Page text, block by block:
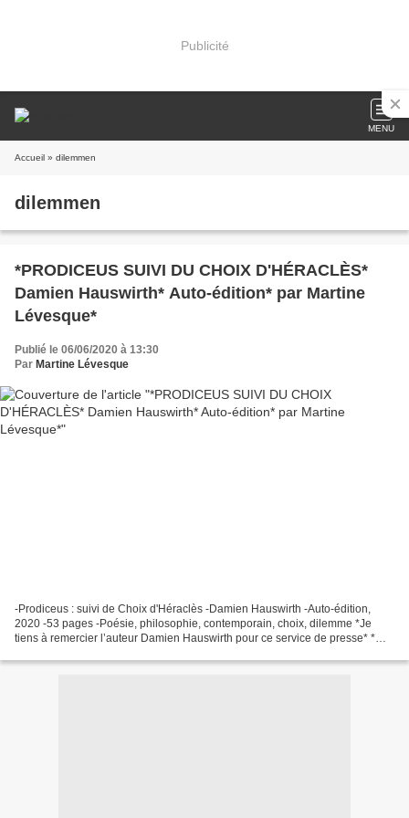
Publicité
MENU
Accueil » dilemmen
dilemmen
*PRODICEUS SUIVI DU CHOIX D'HÉRACLÈS*
Damien Hauswirth* Auto-édition* par Martine
Lévesque*
Publié le 06/06/2020 à 13:30
Par Martine Lévesque
-Prodiceus : suivi de Choix d'Héraclès -Damien Hauswirth -Auto-édition,
2020 -53 pages -Poésie, philosophie, contemporain, choix, dilemme *Je
tiens à remercier l’auteur Damien Hauswirth pour ce service de presse* *